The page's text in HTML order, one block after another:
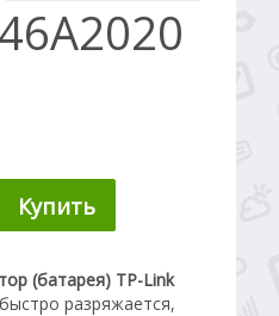
(батарея) TP-Link
быстро разряжается,